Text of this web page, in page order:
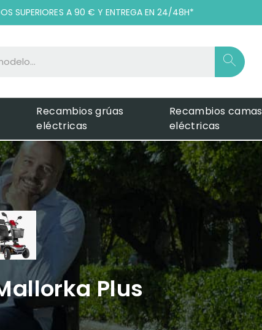
SUPERIORES A 90 € Y ENTREGA EN 24/48H*
Recambios grúas
eléctricas
Recambios camas
eléctricas
Plus